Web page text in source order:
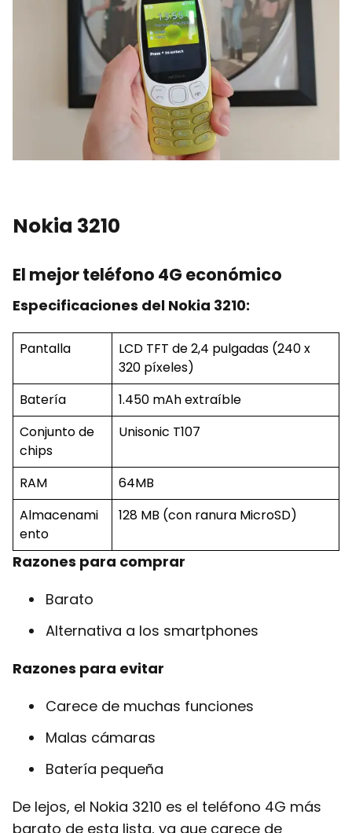
Nokia 3210
El mejor teléfono 4G económico
Especificaciones del Nokia 3210:
Pantalla
LCD TFT de 2,4 pulgadas (240 x
320 píxeles)
Batería
1.450 mAh extraíble
Conjunto de
chips
Unisonic T107
RAM
64MB
Almacenami
ento
128 MB (con ranura MicroSD)
Razones para comprar
Barato
Alternativa a los smartphones
Razones para evitar
Carece de muchas funciones
Malas cámaras
Batería pequeña
De lejos, el Nokia 3210 es el teléfono 4G más
barato de esta lista, ya que carece de